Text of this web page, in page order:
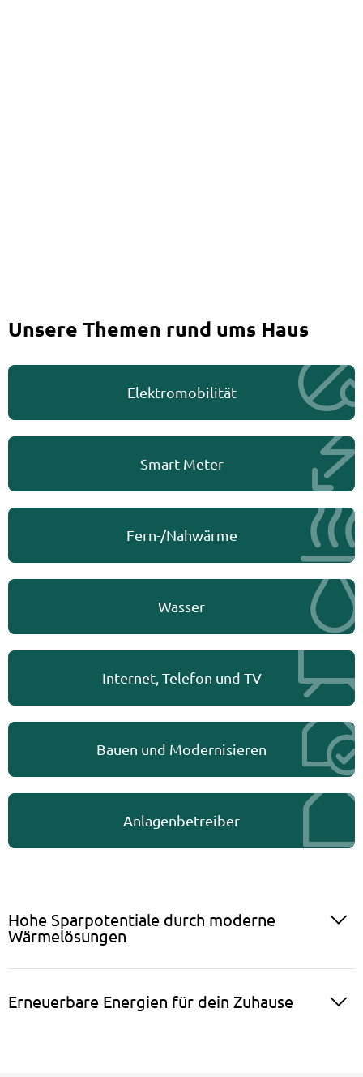
Unsere Themen rund ums Haus
Elektromobilität
Smart Meter
Fern-/Nahwärme
Wasser
Internet, Telefon und TV
Bauen und Modernisieren
Anlagenbetreiber
Hohe Sparpotentiale durch moderne
Wärmelösungen
Erneuerbare Energien für dein Zuhause